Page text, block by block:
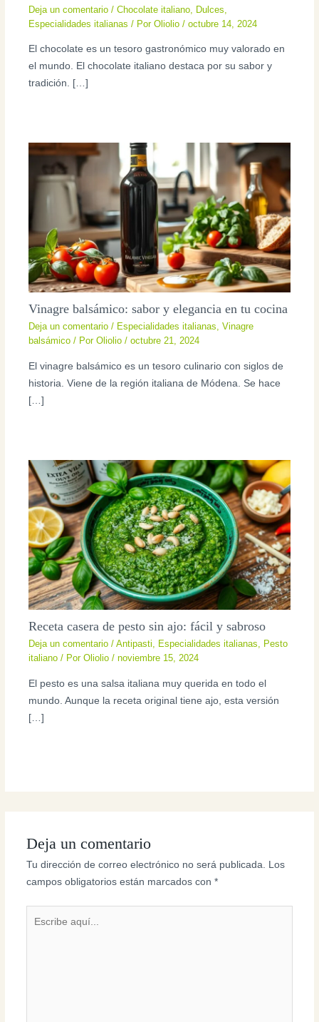
Deja un comentario /Chocolate italiano Dulces
Especialidades italianas / PorOliolio/octubre 14, 2024
El chocolate es un tesoro gastronómico muy valorado en
el mundo. El chocolate italiano destaca por su sabor y
tradición. […]
Vinagre balsámico: sabor y elegancia en tu cocina
Deja un comentario / Especialidades italianas,Vinagre
balsámico / PorOliolio/octubre 21, 2024
El vinagre balsámico es un tesoro culinario con siglos de
historia. Viene de la región italiana de Módena. Se hace
[…]
Receta casera de pesto sin ajo: fácil y sabroso
Deja un comentario /Antipasti, Especialidades italianas, Pesto
italiano / PorOliolio/noviembre 15, 2024
El pesto es una salsa italiana muy querida en todo el
mundo. Aunque la receta original tiene ajo, esta versión
[…]
Deja un comentario
Tu dirección de correo electrónico no será publicada. Los
campos obligatorios están marcados con *